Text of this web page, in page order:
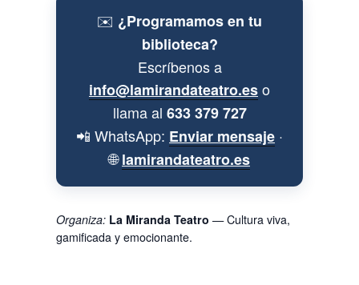
✉️ ¿Programamos en tu
biblioteca?
Escríbenos a
info@lamirandateatro.eso
llama al 633 379 727
📲 WhatsApp: Enviar mensaje ·
🌐lamirandateatro.es
Organiza: La Miranda Teatro — Cultura viva,
gamificada y emocionante.